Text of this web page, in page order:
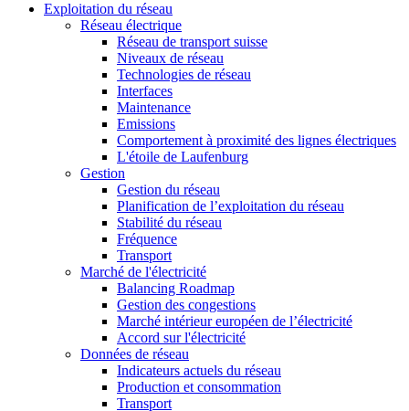
Exploitation du réseau
Réseau électrique
Réseau de transport suisse
Niveaux de réseau
Technologies de réseau
Interfaces
Maintenance
Emissions
Comportement à proximité des lignes électriques
L'étoile de Laufenburg
Gestion
Gestion du réseau
Planification de l’exploitation du réseau
Stabilité du réseau
Fréquence
Transport
Marché de l'électricité
Balancing Roadmap
Gestion des congestions
Marché intérieur européen de l’électricité
Accord sur l'électricité
Données de réseau
Indicateurs actuels du réseau
Production et consommation
Transport